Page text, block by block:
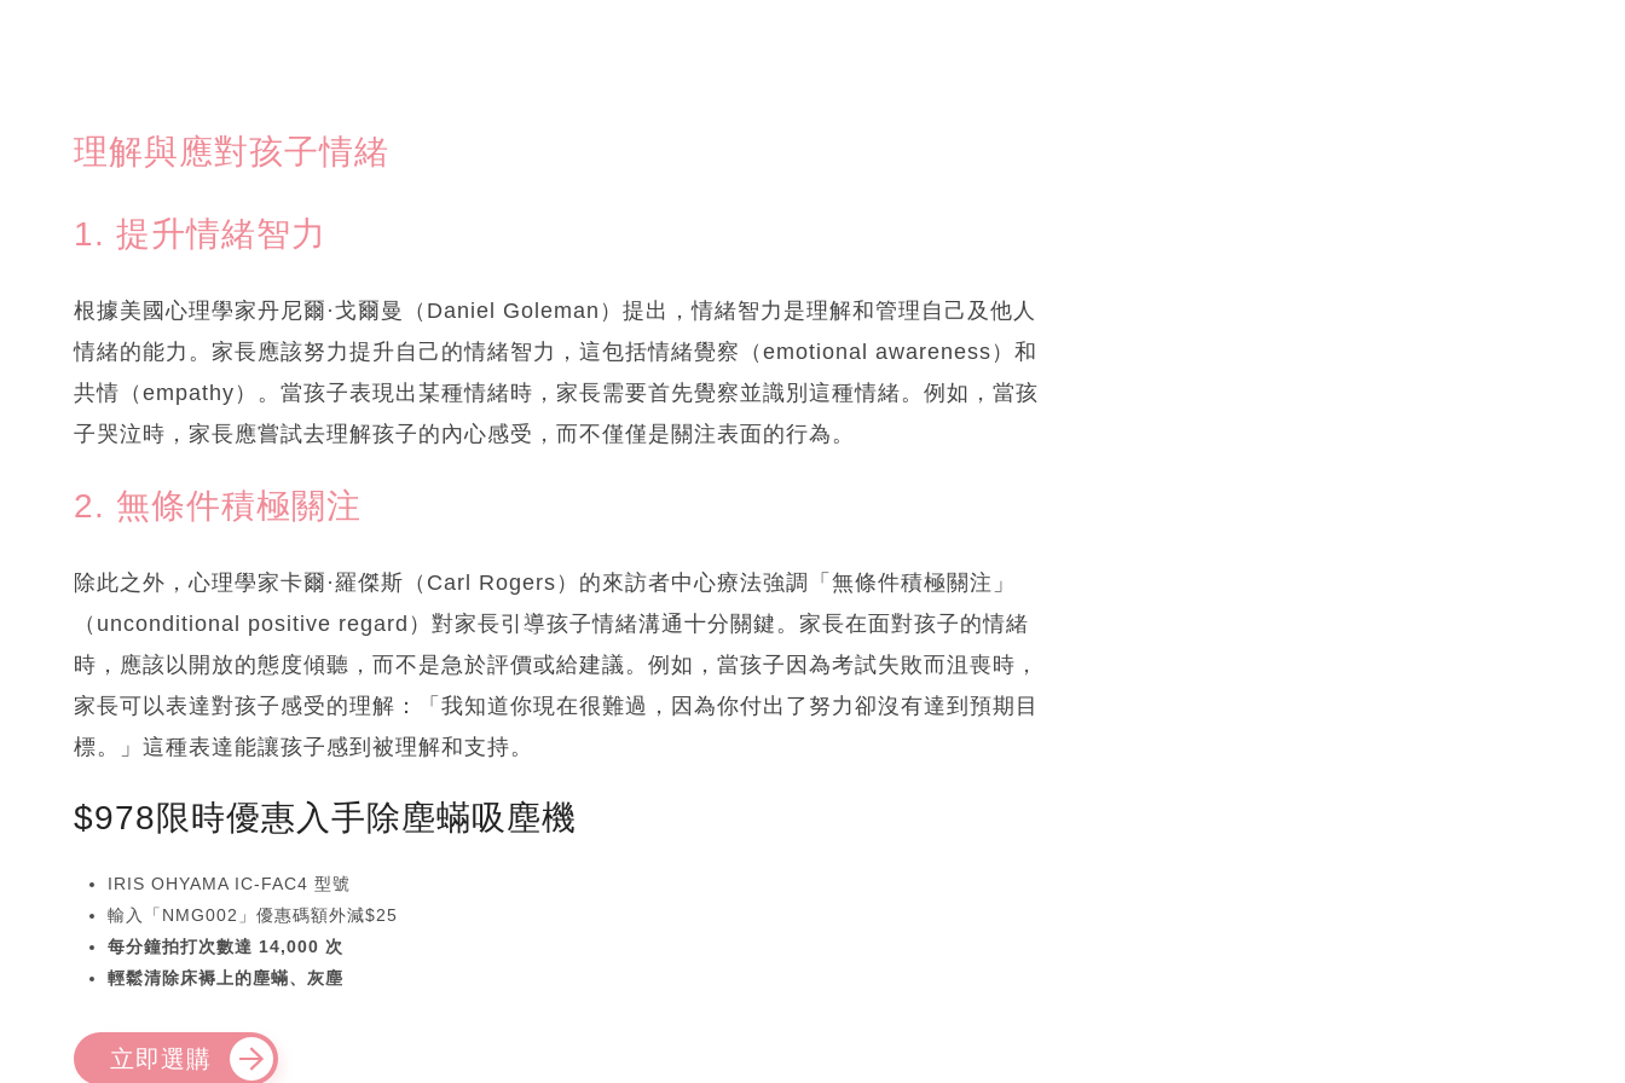
理解與應對孩子情緒
1. 提升情緒智力
根據美國心理學家丹尼爾·戈爾曼（Daniel Goleman）提出，情緒智力是理解和管理自己及他人
情緒的能力。家長應該努力提升自己的情緒智力，這包括情緒覺察（emotional awareness）和
共情（empathy）。當孩子表現出某種情緒時，家長需要首先覺察並識別這種情緒。例如，當孩
子哭泣時，家長應嘗試去理解孩子的內心感受，而不僅僅是關注表面的行為。
2. 無條件積極關注
除此之外，心理學家卡爾·羅傑斯（Carl Rogers）的來訪者中心療法強調「無條件積極關注」
（unconditional positive regard）對家長引導孩子情緒溝通十分關鍵。家長在面對孩子的情緒
時，應該以開放的態度傾聽，而不是急於評價或給建議。例如，當孩子因為考試失敗而沮喪時，
家長可以表達對孩子感受的理解：「我知道你現在很難過，因為你付出了努力卻沒有達到預期目
標。」這種表達能讓孩子感到被理解和支持。
$978限時優惠入手除塵蟎吸塵機
IRIS OHYAMA IC-FAC4 型號
輸入「NMG002」優惠碼額外減$25
每分鐘拍打次數達 14,000 次
輕鬆清除床褥上的塵蟎、灰塵
立即選購